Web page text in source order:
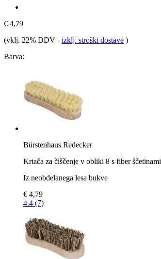
€ 4,79
(vklj. 22% DDV - izklj. stroški dostave )
Barva:
Bürstenhaus Redecker
Krtača za čiščenje v obliki 8 s fiber ščetinami
Iz neobdelanega lesa bukve
€ 4,79
4.4 (7)